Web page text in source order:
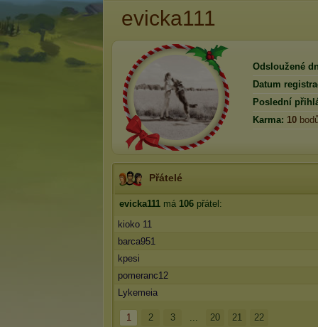
evicka111
Odsloužené
Datum
Poslední
Karma: 10
Přátelé
evicka111 má 106 přátel:
kioko 11
barca951
kpesi
pomeranc12
Lykemeia
1 2 3 ... 20 21 22